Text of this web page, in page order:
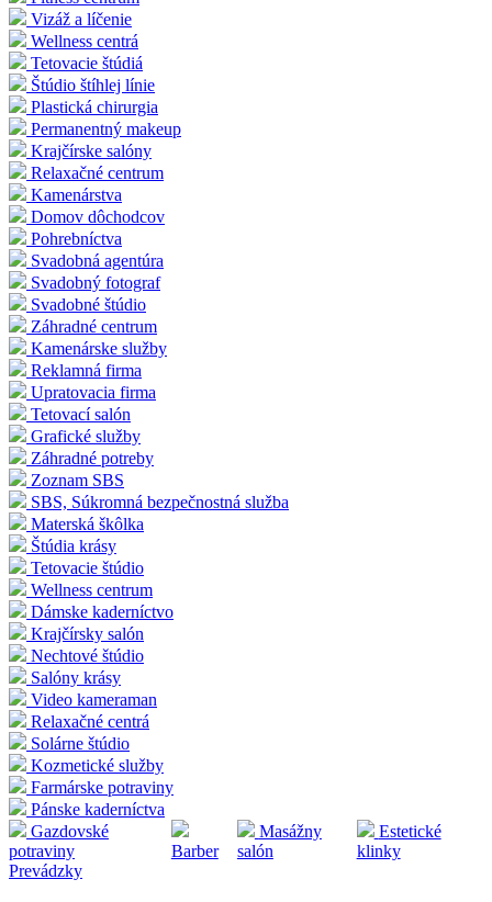
Vizáž a líčenie
Wellness centrá
Tetovacie štúdiá
Štúdio štíhlej línie
Plastická chirurgia
Permanentný makeup
Krajčírske salóny
Relaxačné centrum
Kamenárstva
Domov dôchodcov
Pohrebníctva
Svadobná agentúra
Svadobný fotograf
Svadobné štúdio
Záhradné centrum
Kamenárske služby
Reklamná firma
Upratovacia firma
Tetovací salón
Grafické služby
Záhradné potreby
Zoznam SBS
SBS, Súkromná bezpečnostná služba
Materská škôlka
Štúdia krásy
Tetovacie štúdio
Wellness centrum
Dámske kaderníctvo
Krajčírsky salón
Nechtové štúdio
Salóny krásy
Video kameraman
Relaxačné centrá
Solárne štúdio
Kozmetické služby
Farmárske potraviny
Pánske kaderníctva
Gazdovské
potraviny
Barber
Masážny
salón
Estetické
klinky
Prevádzky